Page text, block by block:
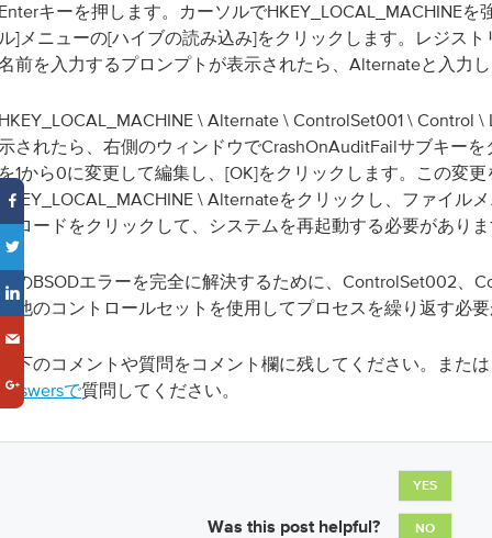
キーを押します。カーソルでHKEY_LOCAL_MACHINEを
]メニューの[ハイブの読み込み]をクリックします。レジス
前を入力するプロンプトが表示されたら、Alternateと入力
\ Alternate \ ControlSet001 \ Control
されたら、右側のウィンドウでCrashOnAuditFailサブキー
1から0に変更して編集し、[OK]をクリックします。この変
\ Alternateをクリックし、ファイル
ロードをクリックして、システムを再起動する必要があり
のBSODエラーを完全に解決するために、ControlSet002、
他のコントロールセットを使用してプロセスを繰り返す必
下のコメントや質問をコメント欄に残してください。また
で質問してください。
Was this post helpful?
YES
NO